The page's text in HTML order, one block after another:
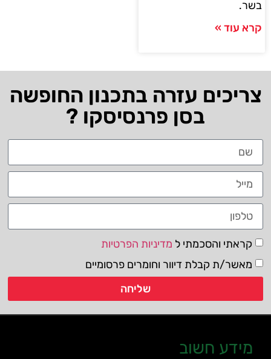
בשר.
קרא עוד »
צריכים עזרה בתכנון החופשה
בסן פרנסיסקו ?
קראתי והסכמתי ל מדיניות הפרטיות
מאשר/ת קבלת דיוור וחומרים פרסומיים
שליחה
מידע חשוב